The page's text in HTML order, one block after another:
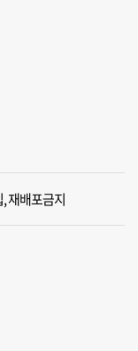
재배포금지